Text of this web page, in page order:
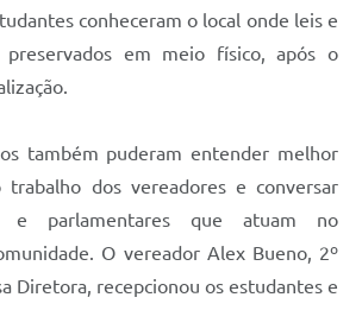
conheceram o local onde leis e
preservados em meio físico, após o
puderam entender melhor
trabalho dos vereadores e conversar
e parlamentares que atuam no
O vereador Alex Bueno, 2º
Diretora, recepcionou os estudantes e